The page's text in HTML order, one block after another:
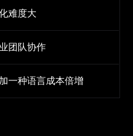
难度大
团队协作
一种语言成本倍增